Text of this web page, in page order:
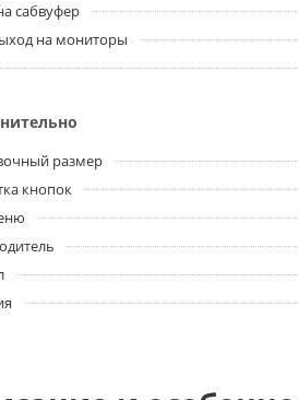
сабвуфер
на мониторы
размер
кнопок